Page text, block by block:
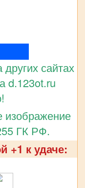
сайтах
d.123ot.ru
изображение
ГК РФ.
+1 к удаче: